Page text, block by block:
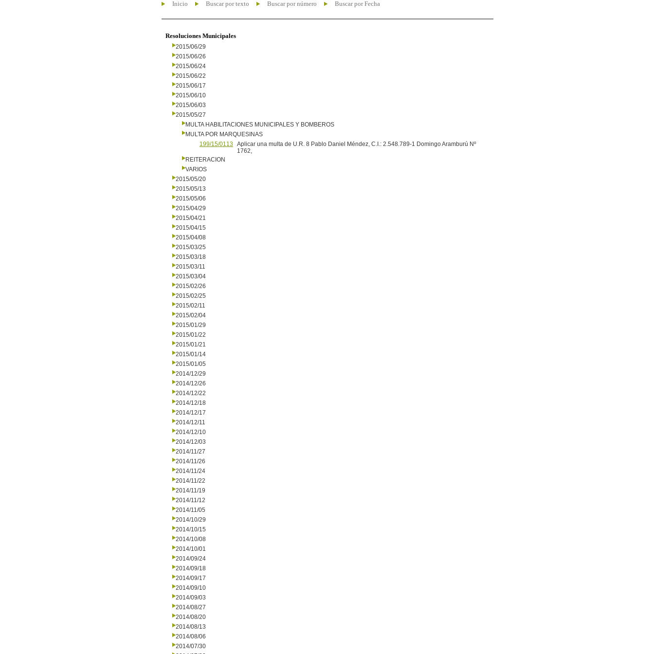
Inicio Buscar por texto Buscar por número Buscar por Fecha
Resoluciones Municipales
2015/06/29
2015/06/26
2015/06/24
2015/06/22
2015/06/17
2015/06/10
2015/06/03
2015/05/27
MULTA HABILITACIONES MUNICIPALES Y BOMBEROS
MULTA POR MARQUESINAS
199/15/0113
Aplicar una multa de U.R. 8 Pablo Daniel Méndez, C.I.: 2.548.789-1 Domingo Aramburú Nº
1762,
REITERACION
VARIOS
2015/05/20
2015/05/13
2015/05/06
2015/04/29
2015/04/21
2015/04/15
2015/04/08
2015/03/25
2015/03/18
2015/03/11
2015/03/04
2015/02/26
2015/02/25
2015/02/11
2015/02/04
2015/01/29
2015/01/22
2015/01/21
2015/01/14
2015/01/05
2014/12/29
2014/12/26
2014/12/22
2014/12/18
2014/12/17
2014/12/11
2014/12/10
2014/12/03
2014/11/27
2014/11/26
2014/11/24
2014/11/22
2014/11/19
2014/11/12
2014/11/05
2014/10/29
2014/10/15
2014/10/08
2014/10/01
2014/09/24
2014/09/18
2014/09/17
2014/09/10
2014/09/03
2014/08/27
2014/08/20
2014/08/13
2014/08/06
2014/07/30